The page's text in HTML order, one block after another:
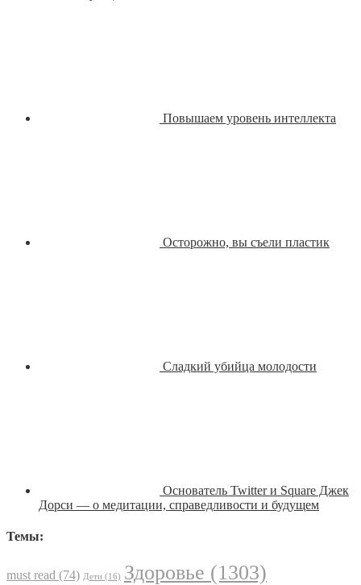
Повышаем уровень интеллекта
Осторожно, вы съели пластик
Сладкий убийца молодости
Основатель Twitter и Square Джек
Дорси — о медитации, справедливости и будущем
Темы:
must read (74) Дети (16) Здоровье (1303)